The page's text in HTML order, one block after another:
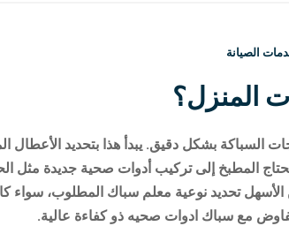
الصيانة
المنزل؟
بشكل دقيق. يبدأ هذا بتحديد الأعطال
يحتاج المطبخ إلى تركيب أدوات صحية جديدة
تحديد نوعية معلم سباك المطلوب، سواء كان
مع سباك ادوات صحيه ذو كفاءة عالية.